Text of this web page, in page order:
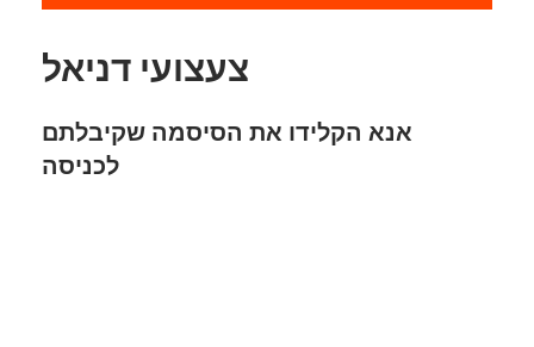
צעצועי דניאל
אנא הקלידו את הסיסמה שקיבלתם
לכניסה